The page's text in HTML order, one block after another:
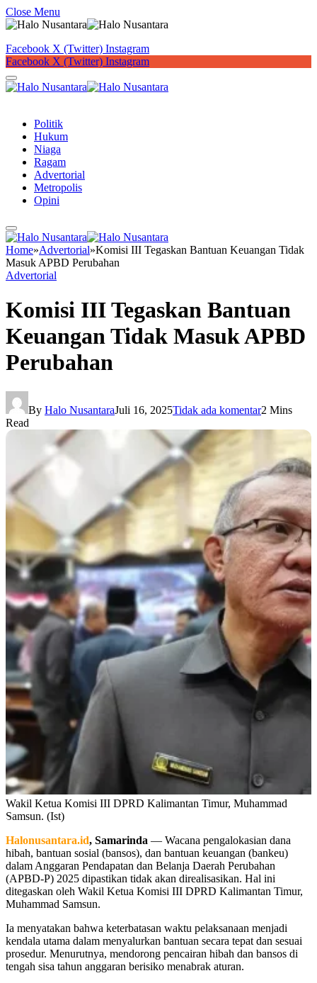
Close Menu
Facebook X (Twitter) Instagram
Facebook X (Twitter) Instagram
Politik
Hukum
Niaga
Ragam
Advertorial
Metropolis
Opini
Home»Advertorial»Komisi III Tegaskan Bantuan Keuangan Tidak
Masuk APBD Perubahan
Advertorial
Komisi III Tegaskan Bantuan
Keuangan Tidak Masuk APBD
Perubahan
By Halo NusantaraJuli 16, 2025Tidak ada komentar2 Mins
Read
Wakil Ketua Komisi III DPRD Kalimantan Timur, Muhammad
Samsun. (Ist)
Halonusantara.id, Samarinda — Wacana pengalokasian dana
hibah, bantuan sosial (bansos), dan bantuan keuangan (bankeu)
dalam Anggaran Pendapatan dan Belanja Daerah Perubahan
(APBD-P) 2025 dipastikan tidak akan direalisasikan. Hal ini
ditegaskan oleh Wakil Ketua Komisi III DPRD Kalimantan Timur,
Muhammad Samsun.
Ia menyatakan bahwa keterbatasan waktu pelaksanaan menjadi
kendala utama dalam menyalurkan bantuan secara tepat dan sesuai
prosedur. Menurutnya, mendorong pencairan hibah dan bansos di
tengah sisa tahun anggaran berisiko menabrak aturan.